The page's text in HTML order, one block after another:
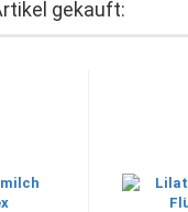
gekauft: